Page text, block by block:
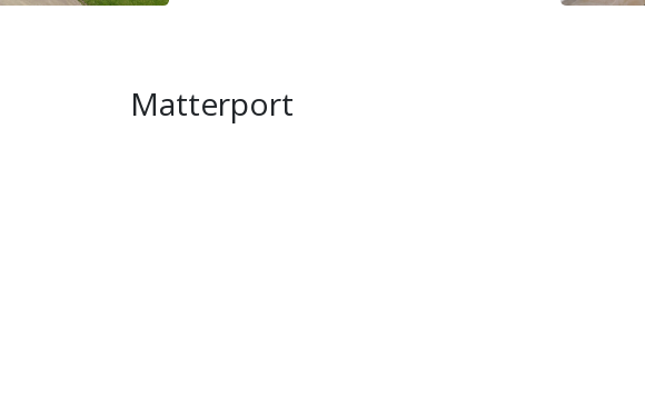
Funktionaler Raum für 2 Personen.
Matterport